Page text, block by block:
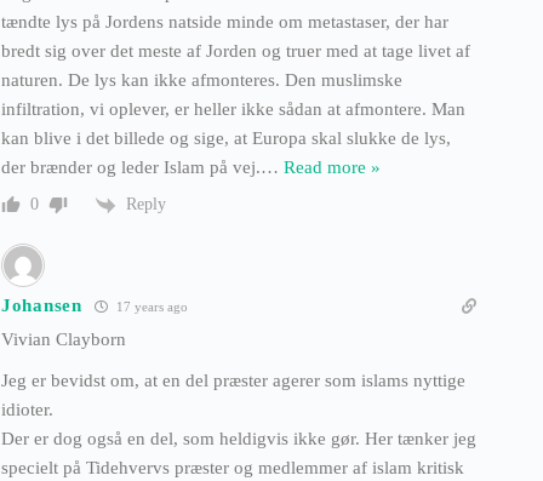
tændte lys på Jordens natside minde om metastaser, der har
bredt sig over det meste af Jorden og truer med at tage livet af
naturen. De lys kan ikke afmonteres. Den muslimske
infiltration, vi oplever, er heller ikke sådan at afmontere. Man
kan blive i det billede og sige, at Europa skal slukke de lys,
der brænder og leder Islam på vej.… Read more »
0 Reply
Johansen 17 years ago
Vivian Clayborn
Jeg er bevidst om, at en del præster agerer som islams nyttige
idioter.
Der er dog også en del, som heldigvis ikke gør. Her tænker jeg
specielt på Tidehvervs præster og medlemmer af islam kritisk